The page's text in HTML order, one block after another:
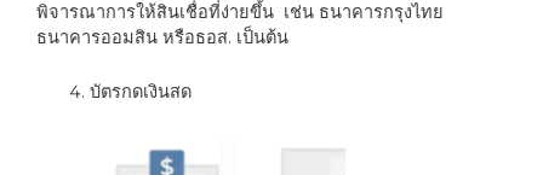
พิจารณาการให้สินเชื่อที่ง่ายขึ้น เช่น ธนาคารกรุงไทย
ธนาคารออมสิน หรือธอส. เป็นต้น
บัตรกดเงินสด